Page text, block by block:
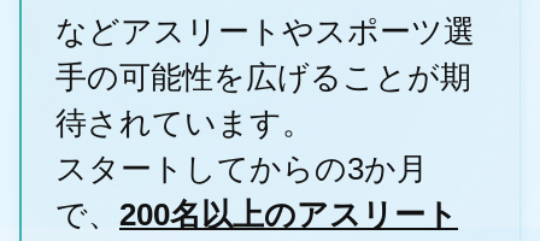
などアスリートやスポーツ選
手の可能性を広げることが期
待されています。
スタートしてからの3か月
で、 200名以上のアスリート